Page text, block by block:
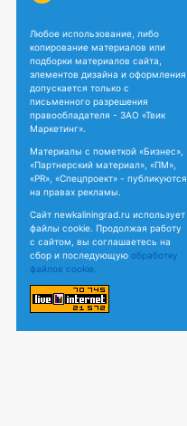
Любое использование, либо
копирование материалов или
подборки материалов сайта,
элементов дизайна и оформления
допускается только с
письменного разрешения
правообладателя - ЗАО «Твик
Маркетинг».
Материалы с пометкой «Бизнес»,
«Партнерский материал», «ПМ»,
«PR», «Спецпроект» - публикуются
на правах рекламы.
Сайт newkaliningrad.ru использует
файлы cookie. Продолжая работу
с сайтом, вы соглашаетесь на
сбор и последующую обработку
файлов cookie.